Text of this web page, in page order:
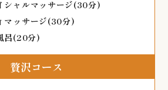
シャルマッサージ(30分)
マッサージ(30分)
呂(20分)
贅沢コース